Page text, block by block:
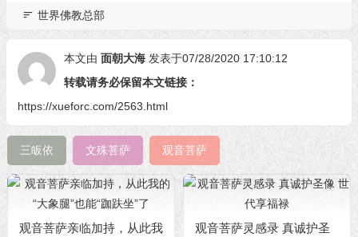
世界佛教总部
本文由 面朝大海 发表于07/28/2020 17:10:12
转载请务必保留本文链接：
https://xueforc.com/2563.html
三皈依 文殊菩萨 观音菩萨
观音菩萨亲临加持，从此我
观音菩萨灵感录 真诚护圣